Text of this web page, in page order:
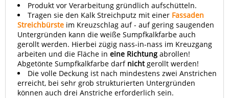
Produkt vor Verarbeitung gründlich aufschütteln.
Tragen sie den Kalk Streichputz mit einer Fassaden
Streichbürste im Kreuzschlag auf - auf gering saugenden
Untergründen kann die weiße Sumpfkalkfarbe auch
gerollt werden. Hierbei zügig nass-in-nass im Kreuzgang
arbeiten und die Fläche ineine Richtung abrollen!
Abgetönte Sumpfkalkfarbe darf nichtgerollt werden!
Die volle Deckung ist nach mindestens zwei Anstrichen
erreicht, bei sehr grob strukturierten Untergründen
können auch drei Anstriche erforderlich sein.